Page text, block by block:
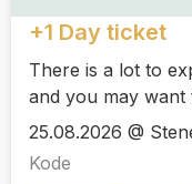
+1 Day ticket
There is a lot to
and you may want
25.08.2026 @
Kode